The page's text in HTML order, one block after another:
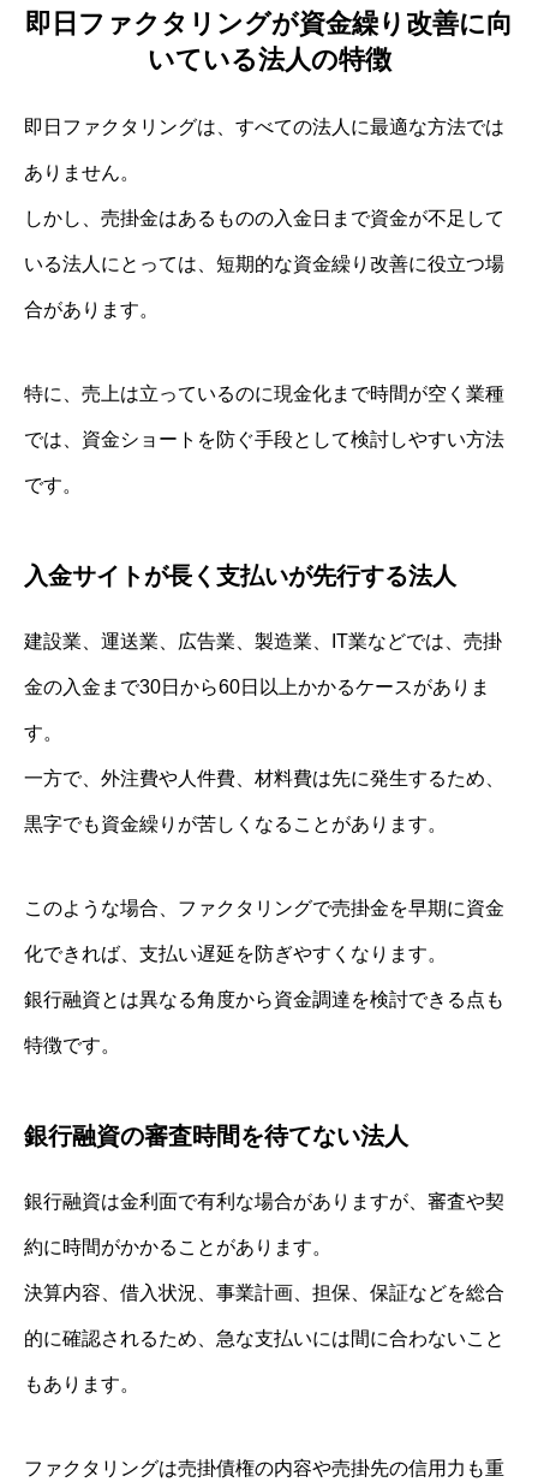
即日ファクタリングが資金繰り改善に向
いている法人の特徴
即日ファクタリングは、すべての法人に最適な方法では
ありません。
しかし、売掛金はあるものの入金日まで資金が不足して
いる法人にとっては、短期的な資金繰り改善に役立つ場
合があります。
特に、売上は立っているのに現金化まで時間が空く業種
では、資金ショートを防ぐ手段として検討しやすい方法
です。
入金サイトが長く支払いが先行する法人
建設業、運送業、広告業、製造業、IT業などでは、売掛
金の入金まで30日から60日以上かかるケースがありま
す。
一方で、外注費や人件費、材料費は先に発生するため、
黒字でも資金繰りが苦しくなることがあります。
このような場合、ファクタリングで売掛金を早期に資金
化できれば、支払い遅延を防ぎやすくなります。
銀行融資とは異なる角度から資金調達を検討できる点も
特徴です。
銀行融資の審査時間を待てない法人
銀行融資は金利面で有利な場合がありますが、審査や契
約に時間がかかることがあります。
決算内容、借入状況、事業計画、担保、保証などを総合
的に確認されるため、急な支払いには間に合わないこと
もあります。
ファクタリングは売掛債権の内容や売掛先の信用力も重